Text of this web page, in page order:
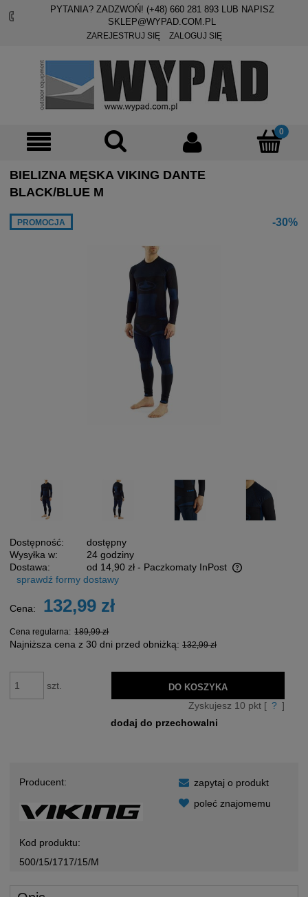
PYTANIA? ZADZWOŃ! (+48) 660 281 893LUB NAPISZ
SKLEP@WYPAD.COM.PL
ZAREJESTRUJ SIĘ ZALOGUJ SIĘ
BIELIZNA MĘSKA VIKING DANTE
BLACK/BLUE M
PROMOCJA -30%
Dostępność:
dostępny
Wysyłka w:
24 godziny
Dostawa:
od 14,90 zł - Paczkomaty InPost
Cena nie zawiera ewentualnych kosztów płatności
sprawdź formy dostawy
Cena: 132,99 zł
Cena regularna: 189,99 zł
Najniższa cena z 30 dni przed obniżką: 132,99 zł
szt. DO KOSZYKA
Zyskujesz 10 pkt [ ? ]
dodaj do przechowalni
Producent:
Kod produktu:
500/15/1717/15/M
zapytaj o produkt
poleć znajomemu